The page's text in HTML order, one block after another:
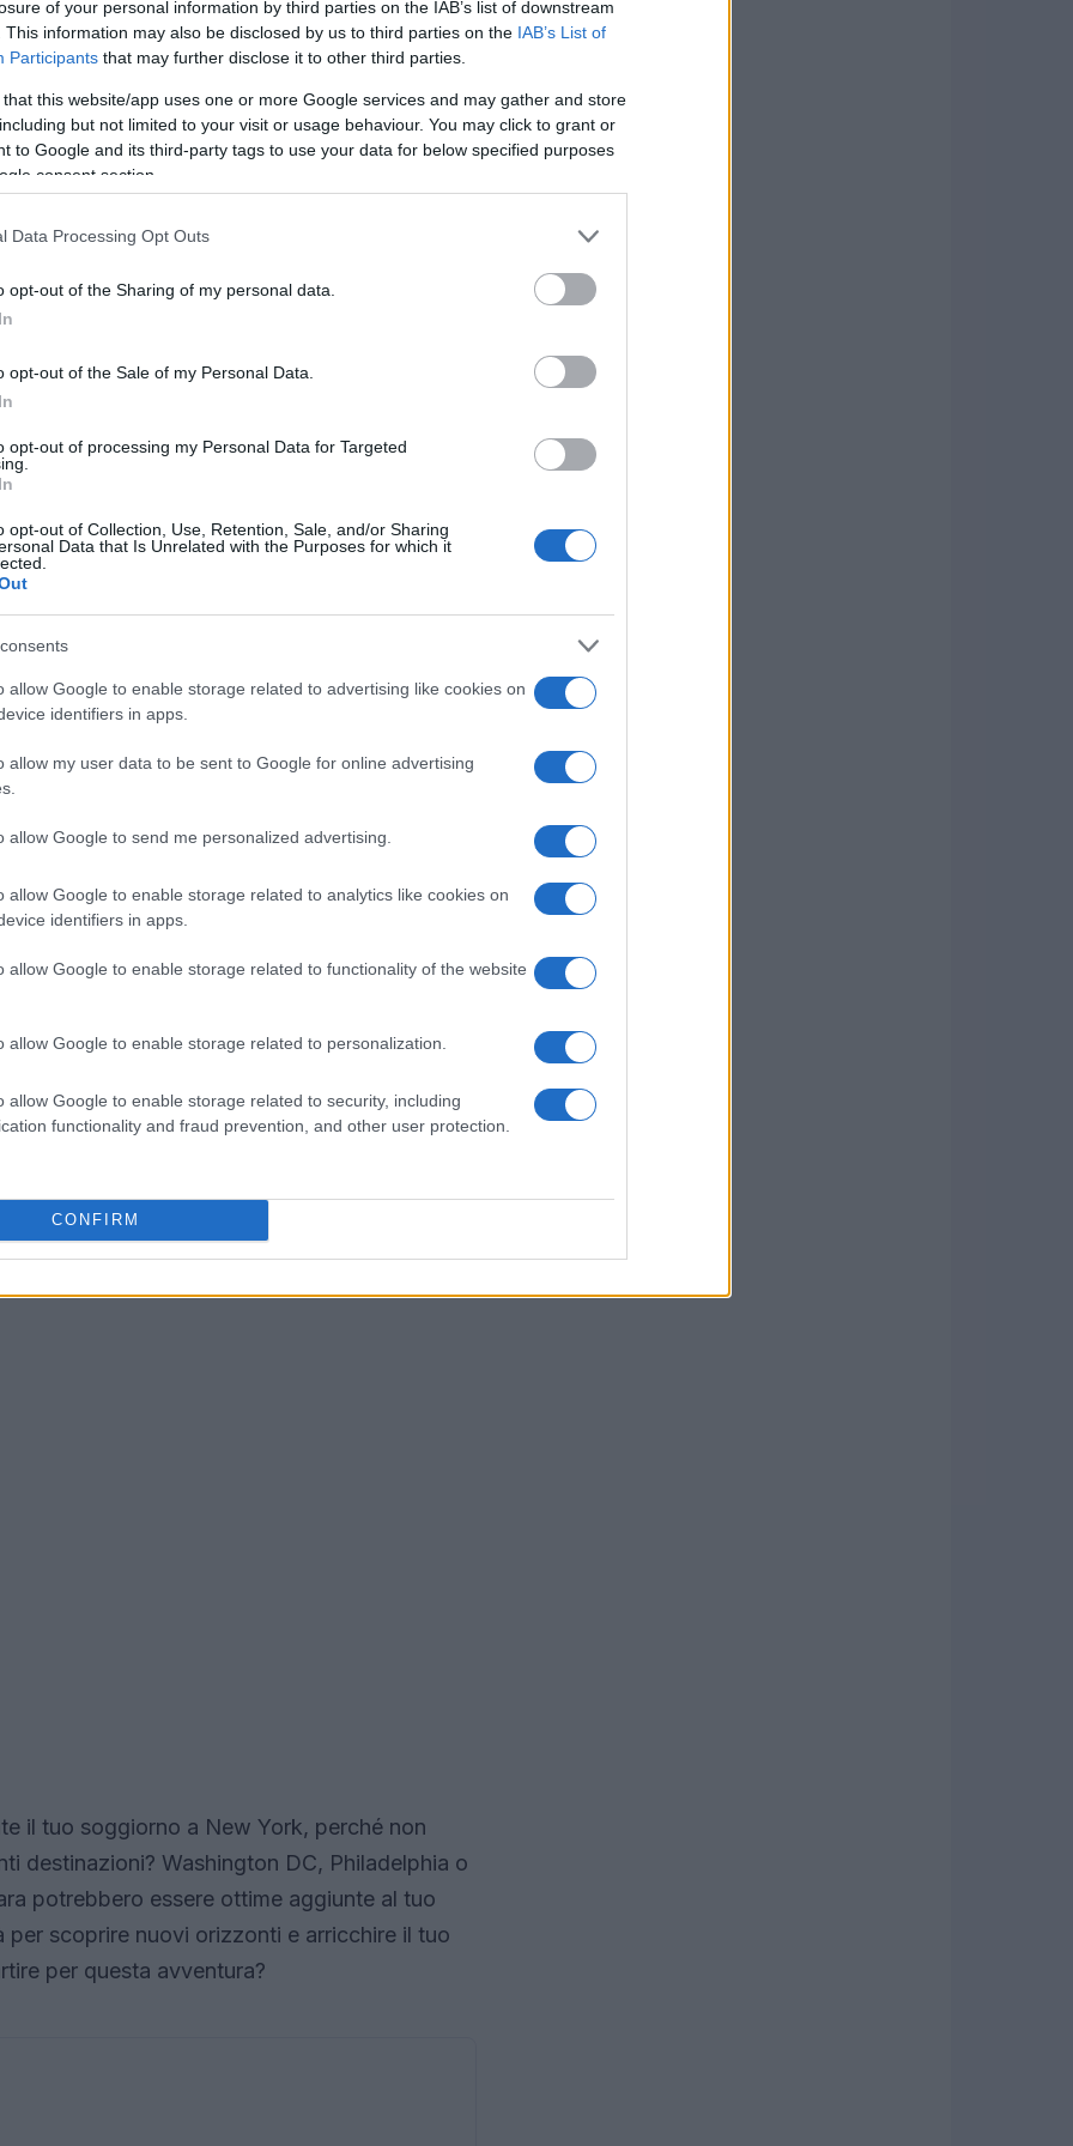
of your personal information by third parties on the IAB’s list of downstream
This information may also be disclosed by us to third parties on the IAB’s List of
Participants that may further disclose it to other third parties.
that this website/app uses one or more Google services and may gather and store
but not limited to your visit or usage behaviour. You may click to grant or
to Google and its third-party tags to use your data for below specified purposes
consent section.
Data Processing Opt Outs
opt-out of the Sharing of my personal data.
opt-out of the Sale of my Personal Data.
opt-out of processing my Personal Data for Targeted
opt-out of Collection, Use, Retention, Sale, and/or Sharing
Data that Is Unrelated with the Purposes for which it
allow Google to enable storage related to advertising like cookies on
identifiers in apps.
allow my user data to be sent to Google for online advertising
allow Google to send me personalized advertising.
allow Google to enable storage related to analytics like cookies on
identifiers in apps.
allow Google to enable storage related to functionality of the website
allow Google to enable storage related to personalization.
allow Google to enable storage related to security, including
functionality and fraud prevention, and other user protection.
CONFIRM
Boston è facilmente raggiungibile per una gita
gli autobus che partono dal Port
paesaggi pittoreschi del Connecticut e
visita ancora più interessante, considera
in diverse lingue. Sarà un modo perfetto
La città offre una vasta gamma di attrazioni
storici, mercati vivaci e panorami
principali attrazioni che non puoi
di riferimento gastronomico, dove potrai
vivace ambiente del mercato.
Un museo unico nel suo genere che celebra l’arte
cornice che ti lascerà senza parole.
ti porterà attraverso alcuni dei luoghi più
un’esperienza che ti farà sentire parte della
offrendoti l’opportunità di scoprire
di visitarla in giornata o di fermarti più a
sua autenticità e dalla varietà di esperienze
da offrire.
il tuo soggiorno a New York, perché non
destinazioni? Washington DC, Philadelphia o
potrebbero essere ottime aggiunte al tuo
per scoprire nuovi orizzonti e arricchire il tuo
per questa avventura?